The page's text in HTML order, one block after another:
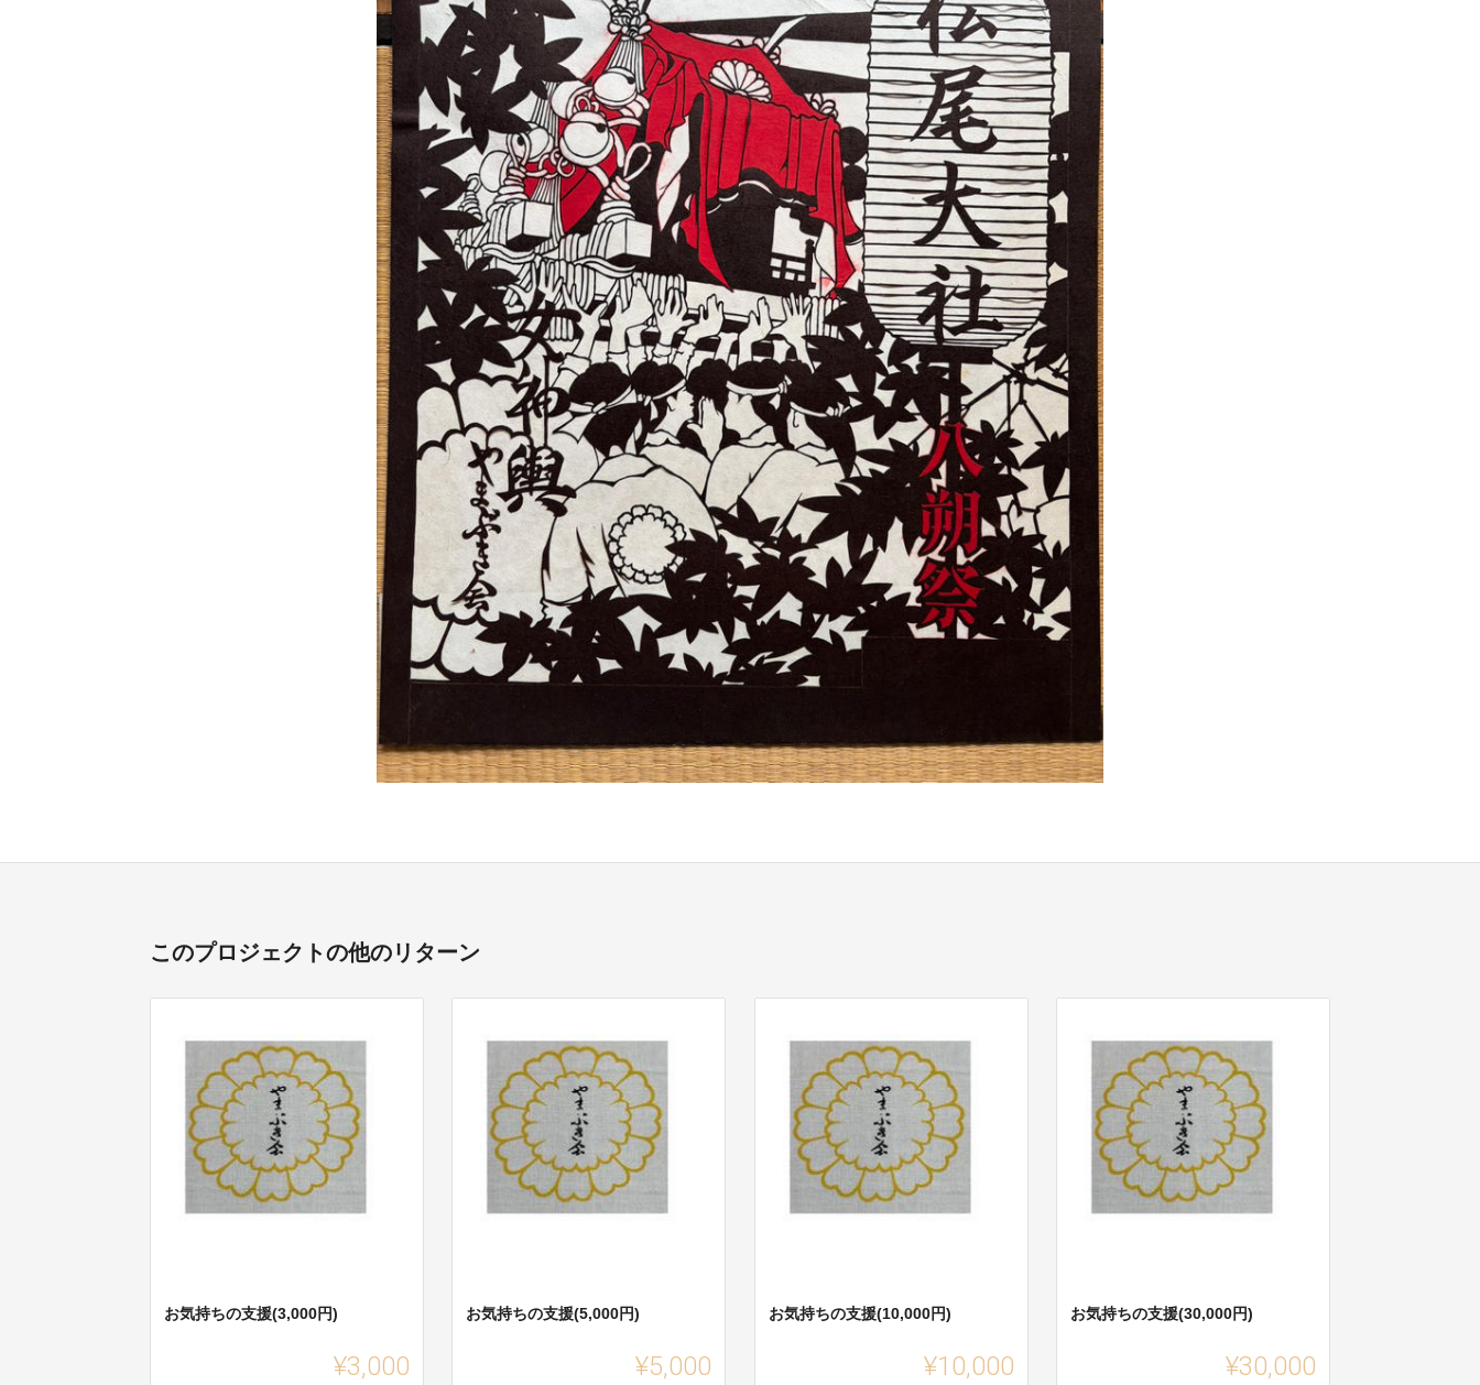
このプロジェクトの他のリターン
お気持ちの支援(3,000円)
¥3,000
お気持ちの支援(5,000円)
¥5,000
お気持ちの支援(10,000円)
¥10,000
お気持ちの支援(30,000円)
¥30,000